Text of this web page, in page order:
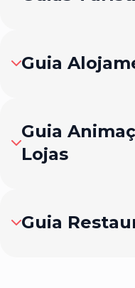
Guia
Guia
Lojas
Guia